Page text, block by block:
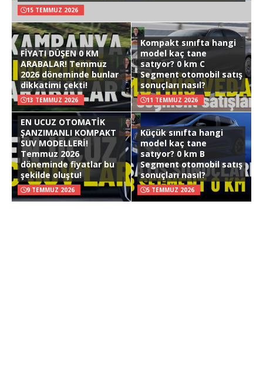
15 TEMMUZ 2026
FİYATI DÜŞEN 0 KM
ARABALAR! Temmuz
2026 döneminde bunlar
dikkatimi çekti!
13 TEMMUZ 2026
Kompakt sınıfta hangi
model kaç tane
satıyor? 0 km C
Segment otomobil satış
sonuçları nasıl?
11 TEMMUZ 2026
EN UCUZ OTOMATİK
ŞANZIMANLI KOMPAKT
SUV MODELLERİ!
Temmuz 2026
döneminde fiyatlar bu
şekilde oluştu!
9 TEMMUZ 2026
Küçük sınıfta hangi
model kaç tane
satıyor? 0 km B
Segment otomobil satış
sonuçları nasıl?
5 TEMMUZ 2026